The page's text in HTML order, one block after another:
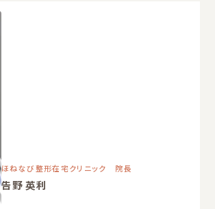
ほねなび整形在宅クリニック 院長
告野 英利